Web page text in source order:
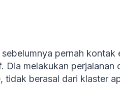
pernah kontak
Dia melakukan perjalanan
tidak berasal dari klaster